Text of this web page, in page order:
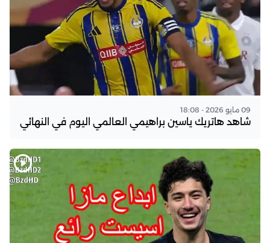
09 مايو 2026 - 18:08
شاهد هاتريك ياسين براهيمي العالمي اليوم في النهائي